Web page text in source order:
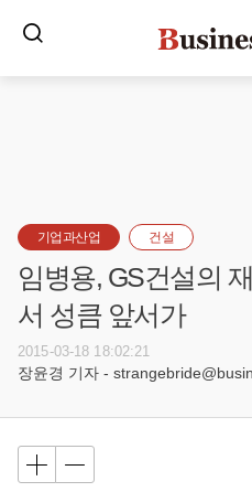
기업과산업 건설
임병용, GS건설의
서 성큼 앞서가
2015-03-18 18:02:21
장윤경 기자 -